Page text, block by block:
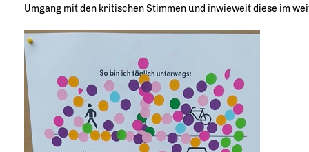
Umgang mit den kritischen Stimmen und inwieweit diese im